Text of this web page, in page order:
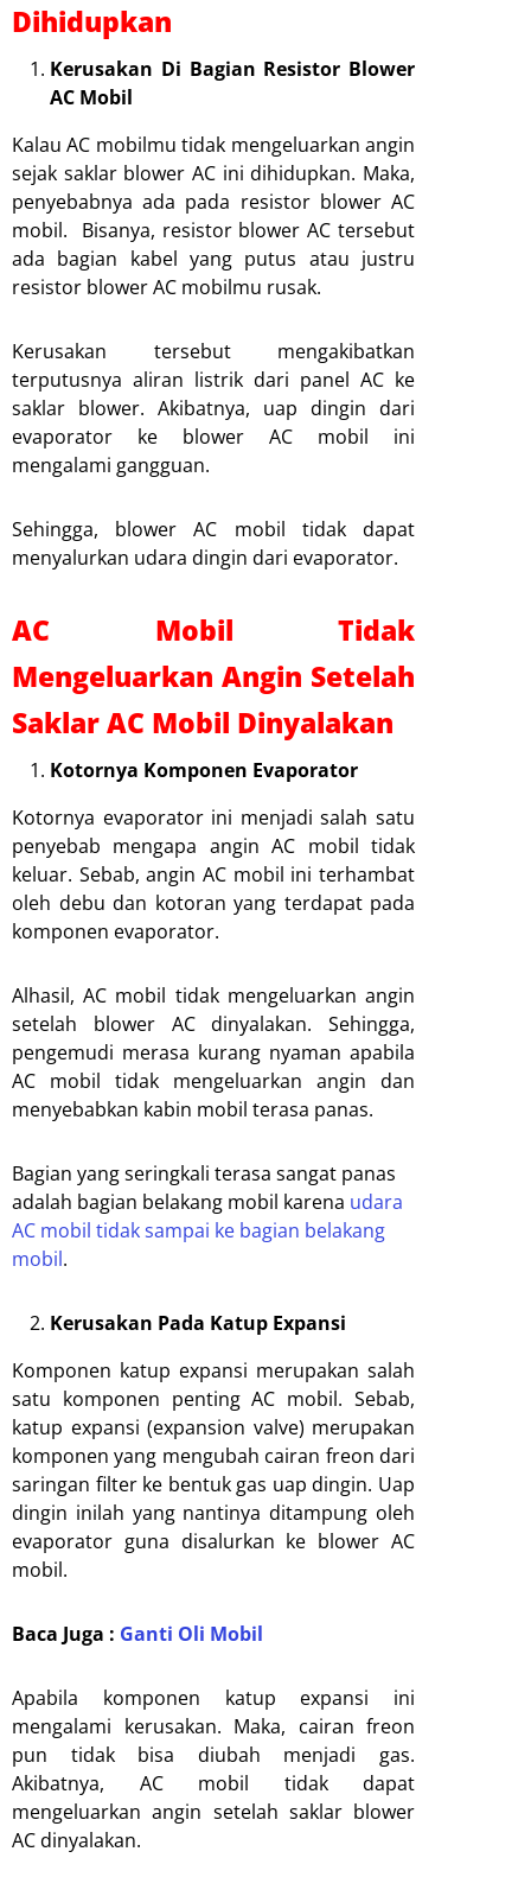
Dihidupkan
Kerusakan Di Bagian Resistor Blower
AC Mobil
Kalau AC mobilmu tidak mengeluarkan angin
sejak saklar blower AC ini dihidupkan. Maka,
penyebabnya ada pada resistor blower AC
mobil. Bisanya, resistor blower AC tersebut
ada bagian kabel yang putus atau justru
resistor blower AC mobilmu rusak.
Kerusakan tersebut mengakibatkan
terputusnya aliran listrik dari panel AC ke
saklar blower. Akibatnya, uap dingin dari
evaporator ke blower AC mobil ini
mengalami gangguan.
Sehingga, blower AC mobil tidak dapat
menyalurkan udara dingin dari evaporator.
AC Mobil Tidak
Mengeluarkan Angin Setelah
Saklar AC Mobil Dinyalakan
Kotornya Komponen Evaporator
Kotornya evaporator ini menjadi salah satu
penyebab mengapa angin AC mobil tidak
keluar. Sebab, angin AC mobil ini terhambat
oleh debu dan kotoran yang terdapat pada
komponen evaporator.
Alhasil, AC mobil tidak mengeluarkan angin
setelah blower AC dinyalakan. Sehingga,
pengemudi merasa kurang nyaman apabila
AC mobil tidak mengeluarkan angin dan
menyebabkan kabin mobil terasa panas.
Bagian yang seringkali terasa sangat panas
adalah bagian belakang mobil karena udara
AC mobil tidak sampai ke bagian belakang
mobil.
Kerusakan Pada Katup Expansi
Komponen katup expansi merupakan salah
satu komponen penting AC mobil. Sebab,
katup expansi (expansion valve) merupakan
komponen yang mengubah cairan freon dari
saringan filter ke bentuk gas uap dingin. Uap
dingin inilah yang nantinya ditampung oleh
evaporator guna disalurkan ke blower AC
mobil.
Baca Juga : Ganti Oli Mobil
Apabila komponen katup expansi ini
mengalami kerusakan. Maka, cairan freon
pun tidak bisa diubah menjadi gas.
Akibatnya, AC mobil tidak dapat
mengeluarkan angin setelah saklar blower
AC dinyalakan.